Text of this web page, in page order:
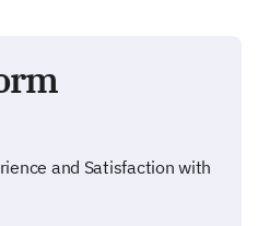
and Satisfaction with